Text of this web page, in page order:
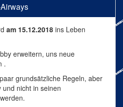
am 15.12.2018 ins Leben
erweitern, uns neue
.
grundsätzliche Regeln, aber
nicht in seinen